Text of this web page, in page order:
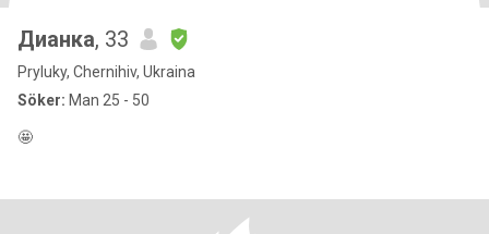
Дианка, 33
Pryluky, Chernihiv, Ukraina
Söker: Man 25 - 50
🤩